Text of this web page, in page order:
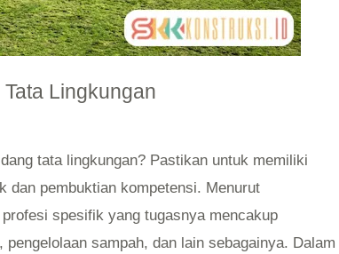
Lingkungan
tata lingkungan? Pastikan untuk memiliki
dan pembuktian kompetensi. Menurut
spesifik yang tugasnya mencakup
sampah, dan lain sebagainya. Dalam